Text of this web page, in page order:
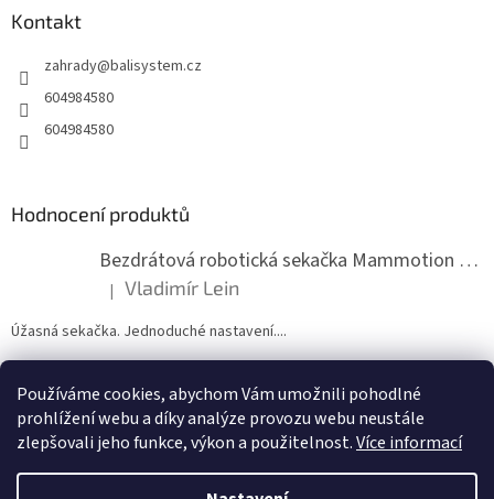
Používáme cookies, abychom Vám umožnili pohodlné
prohlížení webu a díky analýze provozu webu neustále
zlepšovali jeho funkce, výkon a použitelnost.Více informací
Kontakt
zahrady@balisystem.cz
604984580
604984580
Hodnocení produktů
Bezdrátová robotická sekačka Mammotion LUBA mini 2 1500
Hodnocení produktu je 5 z 5 hvězdiček.
| Vladimír Lein
Úžasná sekačka. Jednoduché nastavení....
ZDE NÁM MŮŽETE VLOŽIT HODNOCENÍ